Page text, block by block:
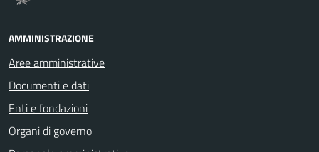
AMMINISTRAZIONE
Aree amministrative
Documenti e dati
Enti e fondazioni
Organi di governo